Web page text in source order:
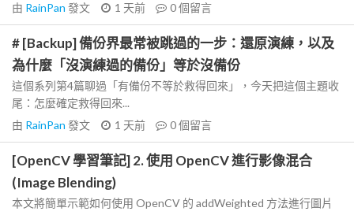
由 RainPan 發文 1 天前 0個留言
# [Backup] 備份界最常被跳過的一步：還原演練，以及
為什麼「沒演練過的備份」等於沒備份
這個系列第4篇聊過「有備份不等於救得回來」，今天把這個主題收
尾：怎麼確定救得回來...
由 RainPan 發文 1 天前 0個留言
[OpenCV 學習筆記] 2. 使用 OpenCV 進行影像混合
(Image Blending)
本文將簡單示範如何使用 OpenCV 的 addWeighted 方法進行圖片